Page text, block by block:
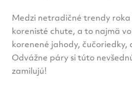
Medzi netradičné trendy
korenisté chute, a to najmä
korenené jahody, čučoriedky,
Odvážne páry si túto
zamilujú!